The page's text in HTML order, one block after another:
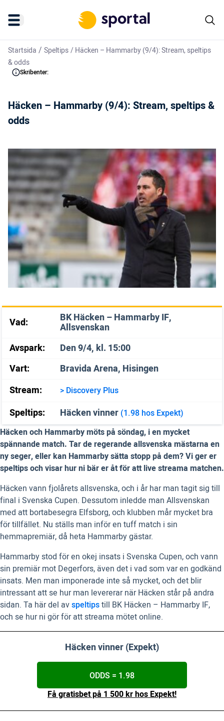
Startsida / Speltips/Häcken – Hammarby (9/4): Stream, speltips
& odds
Skribenter:
Häcken – Hammarby (9/4): Stream, speltips &
odds
Vad: BK Häcken – Hammarby IF,
Allsvenskan
Avspark:
Den 9/4, kl. 15:00
Vart:
Bravida Arena, Hisingen
Stream:
> Discovery Plus
Speltips: Häcken vinner (1.98 hos Expekt)
Häcken och Hammarby möts på söndag, i en mycket
spännande match. Tar de regerande allsvenska mästarna en
ny seger, eller kan Hammarby sätta stopp på dem? Vi ger er
speltips och visar hur ni bär er åt för att live streama matchen.
Häcken vann fjolårets allsvenska, och i år har man tagit sig till
final i Svenska Cupen. Dessutom inledde man Allsvenskan
med att bortabesegra Elfsborg, och klubben mår mycket bra
för tillfället. Nu ställs man inför en tuff match i sin
hemmapremiär, då heta Hammarby gästar.
Hammarby stod för en okej insats i Svenska Cupen, och vann
sin premiär mot Degerfors, även det i vad som var en godkänd
insats. Men man imponerade inte så mycket, och det blir
intressant att se hur man levererar när Häcken står på andra
sidan. Ta här del avspeltipstill BK Häcken – Hammarby IF,
och se hur ni gör för att streama mötet online.
Häcken vinner (Expekt)
ODDS = 1.98
Få gratisbet på 1 500 kr hos Expekt!